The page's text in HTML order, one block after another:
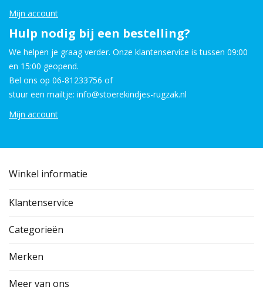
Mijn account
Hulp nodig bij een bestelling?
We helpen je graag verder. Onze klantenservice is tussen 09:00
en 15:00 geopend.
Bel ons op 06-81233756 of
stuur een mailtje: info@stoerekindjes-rugzak.nl
Mijn account
Winkel informatie
Klantenservice
Categorieën
Merken
Meer van ons